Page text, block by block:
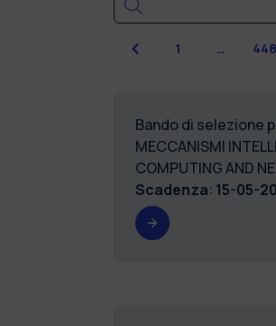
Precedente
1 … 448
Bando di selezione
MECCANISMI
COMPUTING AND
Scadenza: 15-05-